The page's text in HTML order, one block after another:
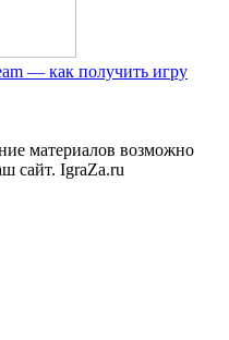
— как получить игру
материалов возможно
сайт. IgraZa.ru